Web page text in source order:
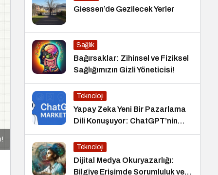
Giessen’de Gezilecek Yerler
Sağlık
Bağırsaklar: Zihinsel ve Fiziksel
Sağlığımızın Gizli Yöneticisi!
Teknoloji
Yapay Zeka Yeni Bir Pazarlama
Dili Konuşuyor: ChatGPT’nin
Güncellemeleri ve Markalara
Yönelik Fırsatlar
Teknoloji
Dijital Medya Okuryazarlığı:
Bilgiye Erişimde Sorumluluk ve